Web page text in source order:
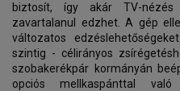
biztosít, így akár TV-nézés
zavartalanul edzhet. A gép
változatos
szintig - célirányos
szobakerékpár kormányán
opciós mellkaspánttal